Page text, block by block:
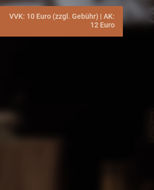
VVK: 10 Euro (zzgl. Gebühr) | AK:
12 Euro